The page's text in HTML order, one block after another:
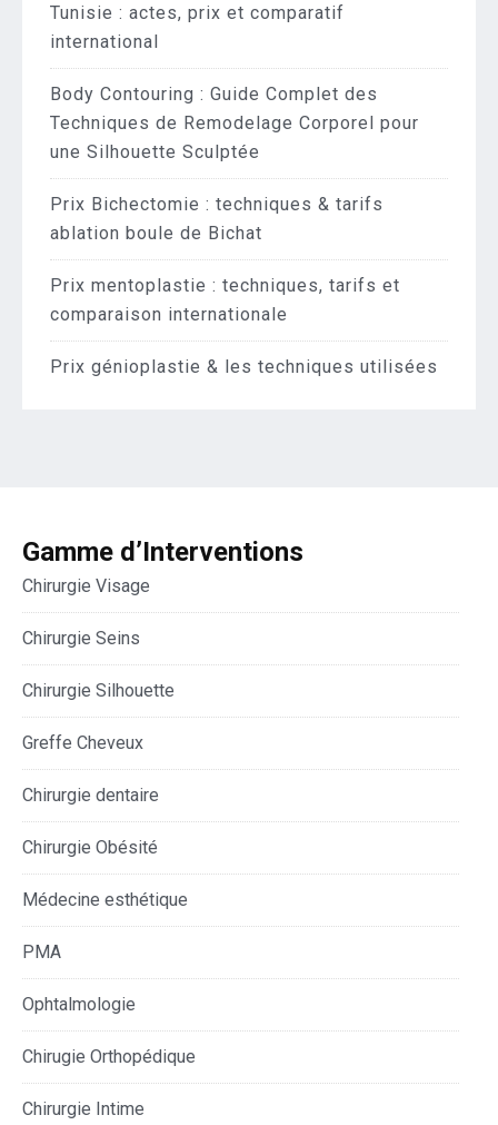
Tunisie : actes, prix et comparatif
international
Body Contouring : Guide Complet des
Techniques de Remodelage Corporel pour
une Silhouette Sculptée
Prix Bichectomie : techniques & tarifs
ablation boule de Bichat
Prix mentoplastie : techniques, tarifs et
comparaison internationale
Prix génioplastie & les techniques utilisées
Gamme d’Interventions
Chirurgie Visage
Chirurgie Seins
Chirurgie Silhouette
Greffe Cheveux
Chirurgie dentaire
Chirurgie Obésité
Médecine esthétique
PMA
Ophtalmologie
Chirugie Orthopédique
Chirurgie Intime